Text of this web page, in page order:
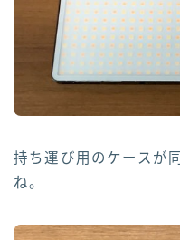
持ち運び用のケースが
ね。